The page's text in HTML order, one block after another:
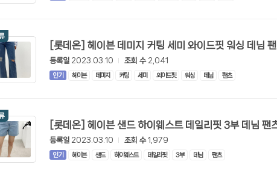
등록일 2023.03.10 조회 수 2,041
인기 헤이븐 데미지 커팅 세미 와이드핏 워싱 데님 팬츠
등록일 2023.03.10 조회 수1,979
인기 헤이븐 샌드 하이웨스트 데일리핏 3부 데님 팬츠
26과내외) - 원팡
터치 스크린 휴대용 포터블 모니터 ADS-IPS FHD - 원팡
350ml, 24캔 - 원팡
크 EQR6 ADM R7-7735HS 미니PC 컴퓨터 베어본 [ 1 ] - 원팡
류바 제로 죠스바 제로 각 10개씩 30개 - 원팡
무선 기계식 키보드 멀티 노브 104키 풀배열 - 원팡